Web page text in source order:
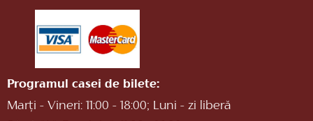
Programul casei de bilete:
Marți - Vineri: 11:00 - 18:00; Luni - zi liberă